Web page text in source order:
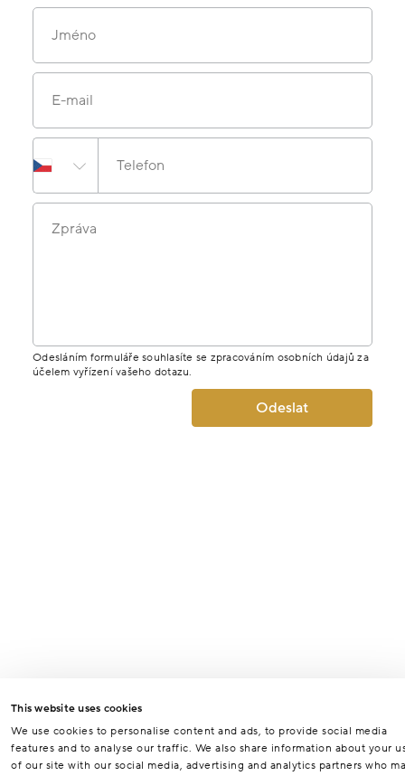
This website uses cookies
We use cookies to personalise content and ads, to provide social media
features and to analyse our traffic. We also share information about your
of our site with our social media, advertising and analytics partners who
Jméno
E-mail
Telefon
Zpráva
Odesláním formuláře souhlasíte se zpracováním osobních údajů za
účelem vyřízení vašeho dotazu.
Odeslat